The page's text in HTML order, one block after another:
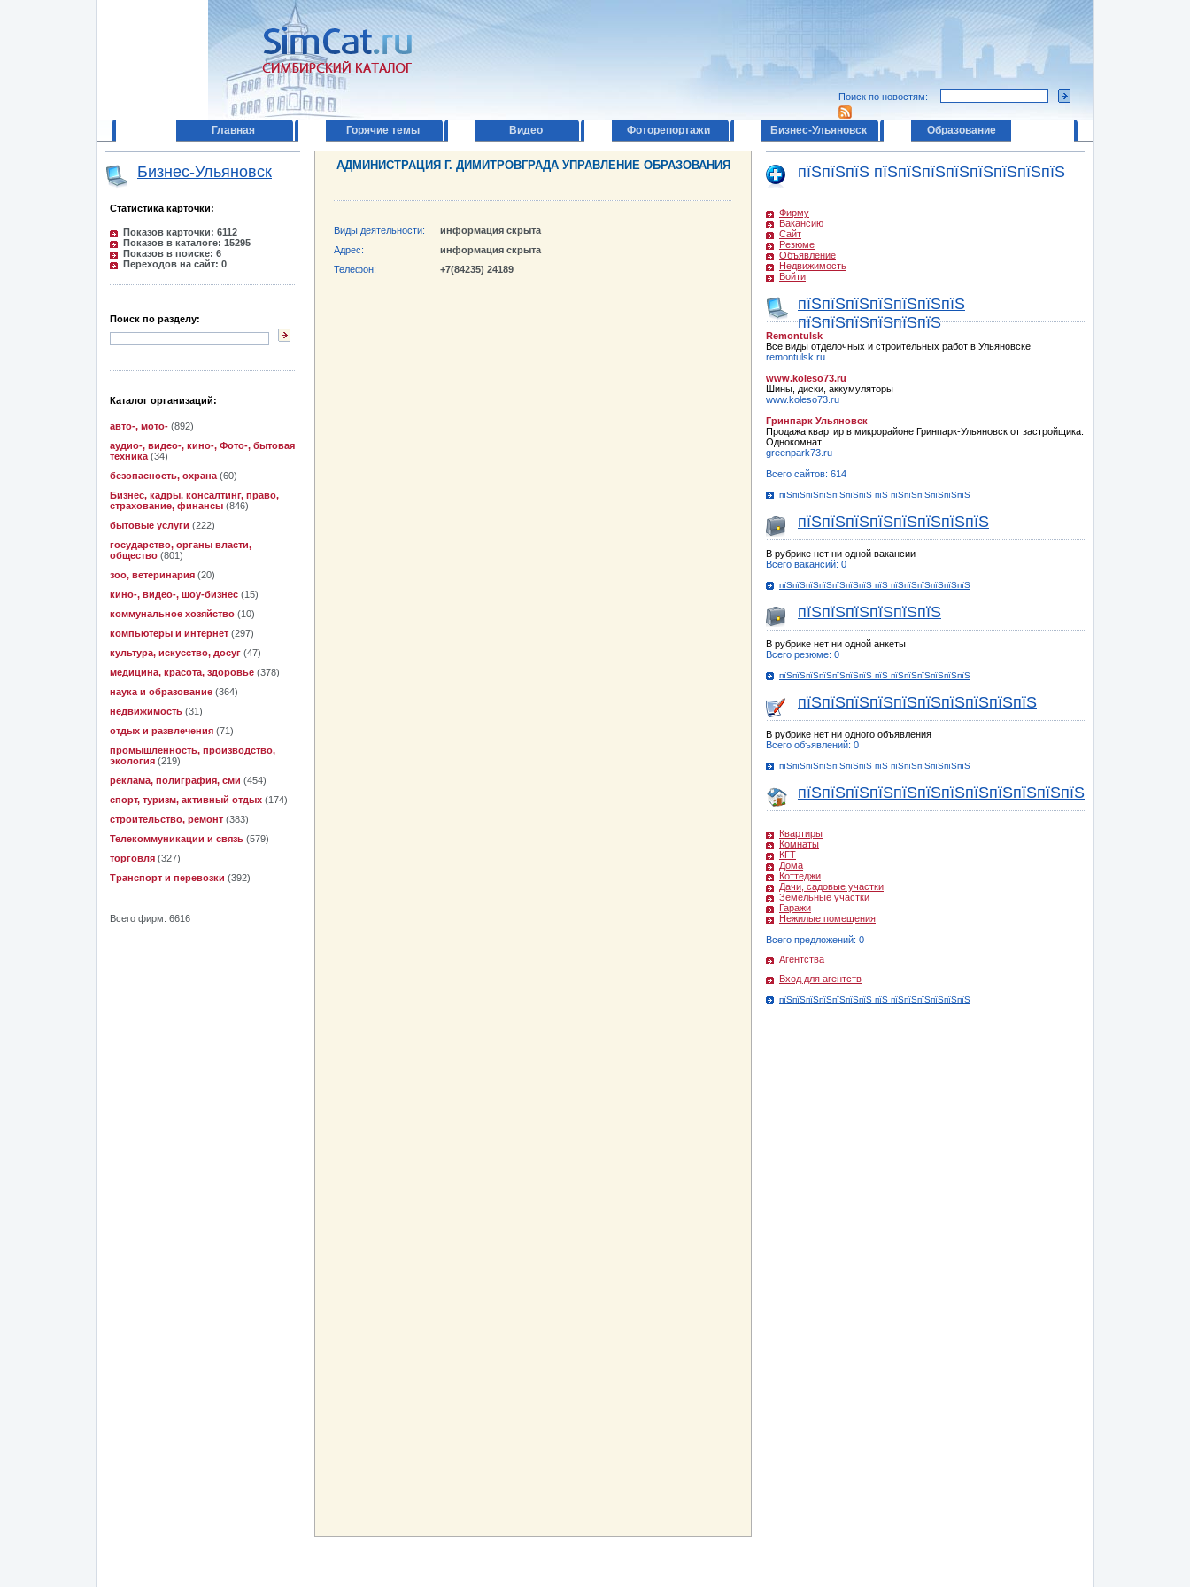
Поиск по новостям:
Главная Горячие темы Видео Фоторепортажи Бизнес-Ульяновск Образование
Бизнес-Ульяновск
Статистика карточки:
Показов карточки: 6112
Показов в каталоге: 15295
Показов в поиске: 6
Переходов на сайт: 0
Поиск по разделу:
Каталог организаций:
авто-, мото- (892)
аудио-, видео-, кино-, Фото-, бытовая
техника (34)
безопасность, охрана (60)
Бизнес, кадры, консалтинг, право,
страхование, финансы (846)
бытовые услуги (222)
государство, органы власти,
общество (801)
зоо, ветеринария (20)
кино-, видео-, шоу-бизнес (15)
коммунальное хозяйство (10)
компьютеры и интернет (297)
культура, искусство, досуг (47)
медицина, красота, здоровье (378)
наука и образование (364)
недвижимость (31)
отдых и развлечения (71)
промышленность, производство,
экология (219)
реклама, полиграфия, сми (454)
спорт, туризм, активный отдых (174)
строительство, ремонт (383)
Телекоммуникации и связь (579)
торговля (327)
Транспорт и перевозки (392)
Всего фирм: 6616
АДМИНИСТРАЦИЯ Г. ДИМИТРОВГРАДА УПРАВЛЕНИЕ ОБРАЗОВАНИЯ
Виды деятельности:
информация скрыта
Адрес:
информация скрыта
Телефон:
+7(84235) 24189
пїЅпїЅпїЅ пїЅпїЅпїЅпїЅпїЅпїЅпїЅпїЅ
Фирму
Вакансию
Сайт
Резюме
Объявление
Недвижимость
Войти
пїЅпїЅпїЅпїЅпїЅпїЅпїЅ
пїЅпїЅпїЅпїЅпїЅпїЅ
Remontulsk
Все виды отделочных и строительных работ в Ульяновске
remontulsk.ru
www.koleso73.ru
Шины, диски, аккумуляторы
www.koleso73.ru
Гринпарк Ульяновск
Продажа квартир в микрорайоне Гринпарк-Ульяновск от застройщика.
Однокомнат...
greenpark73.ru
Всего сайтов: 614
пїЅпїЅпїЅпїЅпїЅпїЅпїЅ пїЅ пїЅпїЅпїЅпїЅпїЅпїЅ
пїЅпїЅпїЅпїЅпїЅпїЅпїЅпїЅ
В рубрике нет ни одной вакансии
Всего вакансий: 0
пїЅпїЅпїЅпїЅпїЅпїЅпїЅ пїЅ пїЅпїЅпїЅпїЅпїЅпїЅ
пїЅпїЅпїЅпїЅпїЅпїЅ
В рубрике нет ни одной анкеты
Всего резюме: 0
пїЅпїЅпїЅпїЅпїЅпїЅпїЅ пїЅ пїЅпїЅпїЅпїЅпїЅпїЅ
пїЅпїЅпїЅпїЅпїЅпїЅпїЅпїЅпїЅпїЅ
В рубрике нет ни одного объявления
Всего объявлений: 0
пїЅпїЅпїЅпїЅпїЅпїЅпїЅ пїЅ пїЅпїЅпїЅпїЅпїЅпїЅ
пїЅпїЅпїЅпїЅпїЅпїЅпїЅпїЅпїЅпїЅпїЅпїЅ
Квартиры
Комнаты
КГТ
Дома
Коттеджи
Дачи, садовые участки
Земельные участки
Гаражи
Нежилые помещения
Всего предложений: 0
Агентства
Вход для агентств
пїЅпїЅпїЅпїЅпїЅпїЅпїЅ пїЅ пїЅпїЅпїЅпїЅпїЅпїЅ